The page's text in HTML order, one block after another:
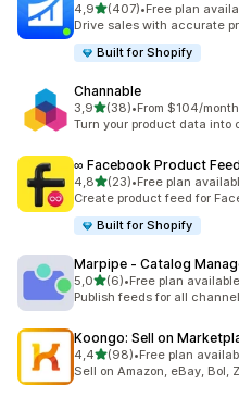
4,9na 5 gwiazdek
(407)
Łączna liczba recenzji: 407
•Free plan
Drive sales with accurate
Built for Shopify
Channable
3,9na 5 gwiazdek
(38)
Łączna liczba recenzji: 38
•From $104/month
Turn your product data
∞ Facebook Product Feed
4,8na 5 gwiazdek
(23)
Łączna liczba recenzji: 23
•Free plan
Create product feed for
Built for Shopify
Marpipe ‑ Catalog
5,0na 5 gwiazdek
(6)
Łączna liczba recenzji: 6
•Free plan available
Publish feeds for all
Koongo: Sell on
4,4na 5 gwiazdek
(98)
Łączna liczba recenzji: 98
•Free plan
Sell on Amazon, eBay, Bol,